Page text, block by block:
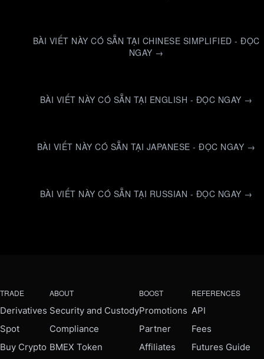
BÀI VIẾT NÀY CÓ SẴN TẠI CHINESE SIMPLIFIED - ĐỌC
NGAY →
BÀI VIẾT NÀY CÓ SẴN TẠI ENGLISH - ĐỌC NGAY →
BÀI VIẾT NÀY CÓ SẴN TẠI JAPANESE - ĐỌC NGAY →
BÀI VIẾT NÀY CÓ SẴN TẠI RUSSIAN - ĐỌC NGAY →
TRADE
Derivatives
Spot
Buy Crypto
ABOUT
Security and Custody
Compliance
BMEX Token
BOOST
Promotions
Partner
Affiliates
REFERENCES
API
Fees
Futures Guide